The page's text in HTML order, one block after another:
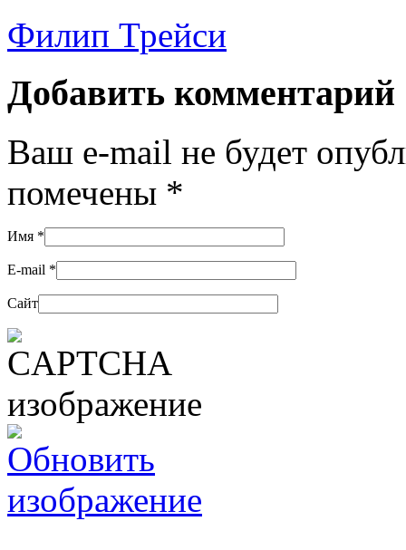
Филип Трейси
Добавить комментарий
Ваш e-mail не будет
помечены *
Имя *
E-mail *
Сайт